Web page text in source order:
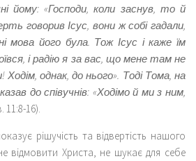
йому: «Господи, коли заснув, то й
говорив Ісус, вони ж собі гадали,
мова його була. Тож Ісус і каже їм
і радію я за вас, що мене там не
Ходім, однак, до нього». Тоді Тома, на
до співучнів: «Ходімо й ми з ним,
11:8-16).
рішучість та відвертість нашого
відмовити Христа, не шукає для себе